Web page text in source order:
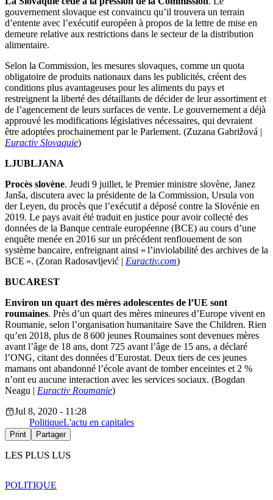
gouvernement slovaque est convaincu qu’il trouvera un terrain
d’entente avec l’exécutif européen à propos de la lettre de mise en
demeure relative aux restrictions dans le secteur de la distribution
alimentaire.
Selon la Commission, les mesures slovaques, comme un quota
obligatoire de produits nationaux dans les publicités, créent des
conditions plus avantageuses pour les aliments du pays et
restreignent la liberté des détaillants de décider de leur assortiment et
de l’agencement de leurs surfaces de vente. Le gouvernement a déjà
approuvé les modifications législatives nécessaires, qui devraient
être adoptées prochainement par le Parlement. (Zuzana Gabrižová |
Euractiv Slovaquie)
LJUBLJANA
Procès slovène. Jeudi 9 juillet, le Premier ministre slovène, Janez
Janša, discutera avec la présidente de la Commission, Ursula von
der Leyen, du procès que l’exécutif a déposé contre la Slovénie en
2019. Le pays avait été traduit en justice pour avoir collecté des
données de la Banque centrale européenne (BCE) au cours d’une
enquête menée en 2016 sur un précédent renflouement de son
système bancaire, enfreignant ainsi « l’inviolabilité des archives de la
BCE ». (Zoran Radosavljević | Euractiv.com)
BUCAREST
Environ un quart des mères adolescentes de l’UE sont
roumaines. Près d’un quart des mères mineures d’Europe vivent en
Roumanie, selon l’organisation humanitaire Save the Children. Rien
qu’en 2018, plus de 8 600 jeunes Roumaines sont devenues mères
avant l’âge de 18 ans, dont 725 avant l’âge de 15 ans, a déclaré
l’ONG, citant des données d’Eurostat. Deux tiers de ces jeunes
mamans ont abandonné l’école avant de tomber enceintes et 2 %
n’ont eu aucune interaction avec les services sociaux. (Bogdan
Neagu | Euractiv Roumanie)
Jul 8, 2020 - 11:28
PolitiqueL'actu en capitales
Print Partager
LES PLUS LUS
POLITIQUE